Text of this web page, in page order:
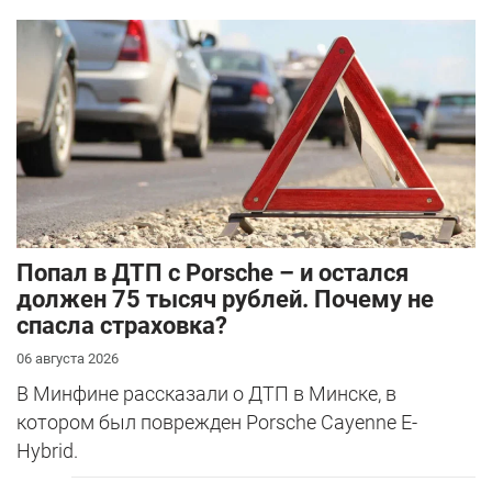
​Попал в ДТП с Porsche – и остался
должен 75 тысяч рублей. Почему не
спасла страховка?
06 августа 2026
В Минфине рассказали о ДТП в Минске, в
котором был поврежден Porsche Cayenne E-
Hybrid.